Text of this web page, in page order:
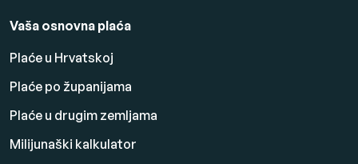
Vaša osnovna plaća
Plaće u Hrvatskoj
Plaće po županijama
Plaće u drugim zemljama
Milijunaški kalkulator